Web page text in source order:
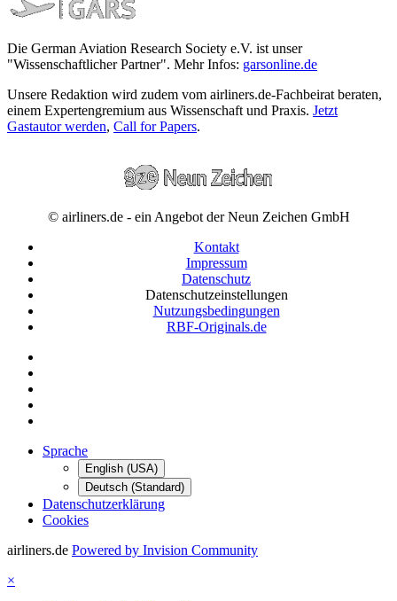
Die German Aviation Research Society e.V. ist unser
"Wissenschaftlicher Partner". Mehr Infos: garsonline.de
Unsere Redaktion wird zudem vom airliners.de-Fachbeirat beraten,
einem Expertengremium aus Wissenschaft und Praxis. Jetzt
Gastautor werden, Call for Papers.
© airliners.de - ein Angebot der Neun Zeichen GmbH
Kontakt
Impressum
Datenschutz
Datenschutzeinstellungen
Nutzungsbedingungen
RBF-Originals.de
Sprache
English (USA)
Deutsch (Standard)
Datenschutzerklärung
Cookies
airliners.de Powered by Invision Community
×